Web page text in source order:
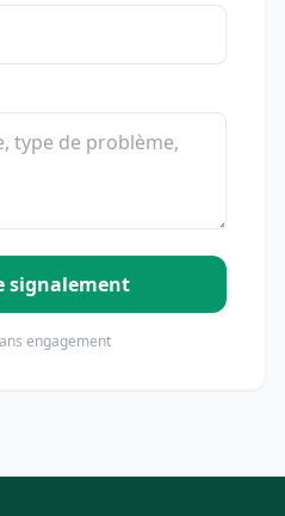
signalement
engagement